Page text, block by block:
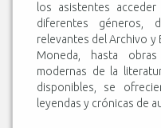
los asistentes
diferentes géneros,
relevantes del Archivo y
Moneda, hasta
modernas de la
disponibles, se
leyendas y crónicas de